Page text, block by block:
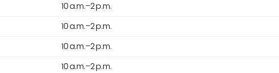
10 a.m.–2 p.m.
10 a.m.–2 p.m.
10 a.m.–2 p.m.
10 a.m.–2 p.m.